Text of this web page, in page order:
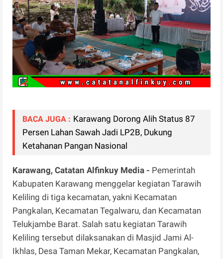
BACA JUGA : Karawang Dorong Alih Status 87
Persen Lahan Sawah Jadi LP2B, Dukung
Ketahanan Pangan Nasional
Karawang, Catatan Alfinkuy Media - Pemerintah
Kabupaten Karawang menggelar kegiatan Tarawih
Keliling di tiga kecamatan, yakni Kecamatan
Pangkalan, Kecamatan Tegalwaru, dan Kecamatan
Telukjambe Barat. Salah satu kegiatan Tarawih
Keliling tersebut dilaksanakan di Masjid Jami Al-
Ikhlas, Desa Taman Mekar, Kecamatan Pangkalan,